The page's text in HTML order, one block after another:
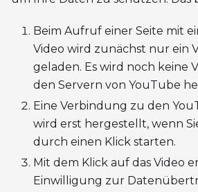
Beim Aufruf einer Seite mit
Video wird zunächst nur ein
geladen. Es wird noch keine
den Servern von YouTube
Eine Verbindung zu den
wird erst hergestellt, wenn
durch einen Klick starten.
Mit dem Klick auf das Video
Einwilligung zur